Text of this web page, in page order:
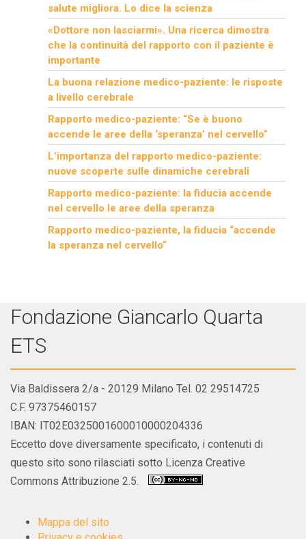
salute migliora. Lo dice la scienza
«Dottore non lasciarmi». Una ricerca dimostra
che la continuità del rapporto con il paziente è
importante
La buona relazione medico-paziente: le risposte
a livello cerebrale
Rapporto medico-paziente: “Se è buono
accende le aree della ‘speranza’ nel cervello”
L’importanza del rapporto medico-paziente:
nuove scoperte sulle dinamiche cerebrali
Rapporto medico-paziente: la fiducia accende
nel cervello le aree della speranza
Rapporto medico-paziente, la fiducia “accende
la speranza nel cervello”
Fondazione Giancarlo Quarta
ETS
Via Baldissera 2/a - 20129 Milano Tel. 02 29514725
C.F. 97375460157
IBAN: IT02E0325001600010000204336
Eccetto dove diversamente specificato, i contenuti di
questo sito sono rilasciati sotto Licenza Creative
Commons Attribuzione 2.5.
Mappa del sito